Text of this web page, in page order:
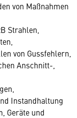
von Maßnahmen
Strahlen,
von Gussfehlern,
Anschnitt-,
Instandhaltung
Geräte und